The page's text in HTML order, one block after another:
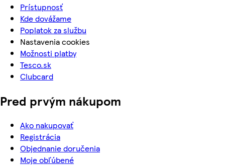
Prístupnosť
Kde dovážame
Poplatok za službu
Nastavenia cookies
Možnosti platby
Tesco.sk
Clubcard
Pred prvým nákupom
Ako nakupovať
Registrácia
Objednanie doručenia
Moje obľúbené